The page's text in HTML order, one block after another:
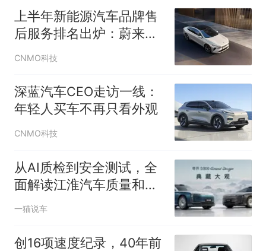
上半年新能源汽车品牌售
后服务排名出炉：蔚来登
CNMO科技
深蓝汽车CEO走访一线：
年轻人买车不再只看外观
CNMO科技
从AI质检到安全测试，全
面解读江淮汽车质量和性
能
一猫说车
创16项速度纪录，40年前